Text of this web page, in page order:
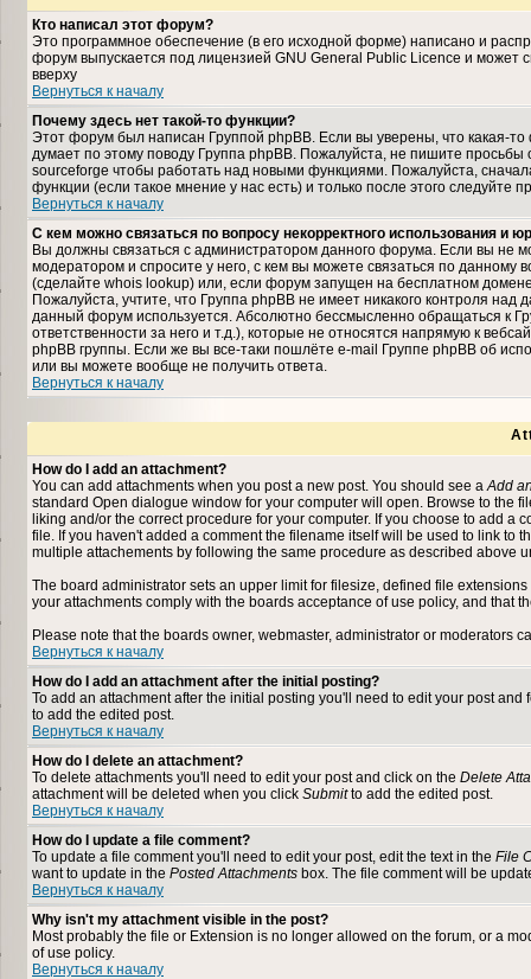
Кто написал этот форум?
Это программное обеспечение (в его исходной форме) написано и
форум выпускается под лицензией GNU General Public Licence и может
вверху
Вернуться к началу
Почему здесь нет такой-то функции?
Этот форум был написан Группой phpBB. Если вы уверены, что какая-
думает по этому поводу Группа phpBB. Пожалуйста, не пишите
sourceforge чтобы работать над новыми функциями. Пожалуйста,
функции (если такое мнение у нас есть) и только после этого следуйте
Вернуться к началу
С кем можно связаться по вопросу некорректного использования и
Вы должны связаться с администратором данного форума. Если вы не
модератором и спросите у него, с кем вы можете связаться по данному
(сделайте whois lookup) или, если форум запущен на бесплатном
Пожалуйста, учтите, что Группа phpBB не имеет никакого контроля
данный форум используется. Абсолютно бессмысленно обращаться к
ответственности за него и т.д.), которые не относятся напрямую к
phpBB группы. Если же вы все-таки пошлёте e-mail Группе phpBB об
или вы можете вообще не получить ответа.
Вернуться к началу
How do I add an attachment?
You can add attachments when you post a new post. You should see aAdd
standard Open dialogue window for your computer will open. Browse to the
liking and/or the correct procedure for your computer. If you choose to add a
file. If you haven't added a comment the filename itself will be used to link to
multiple attachements by following the same procedure as described above
The board administrator sets an upper limit for filesize, defined file
your attachments comply with the boards acceptance of use policy, and that
Please note that the boards owner, webmaster, administrator or moderators
Вернуться к началу
How do I add an attachment after the initial posting?
To add an attachment after the initial posting you'll need to edit your post
to add the edited post.
Вернуться к началу
How do I delete an attachment?
To delete attachments you'll need to edit your post and click on the Delete
attachment will be deleted when you click Submitto add the edited post.
Вернуться к началу
How do I update a file comment?
To update a file comment you'll need to edit your post, edit the text in the File
want to update in the Posted Attachments box. The file comment will be
Вернуться к началу
Why isn't my attachment visible in the post?
Most probably the file or Extension is no longer allowed on the forum, or a
of use policy.
Вернуться к началу